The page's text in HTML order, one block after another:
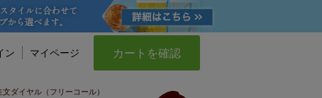
ン マイページ カートを確認
文ダイヤル（フリーコール）